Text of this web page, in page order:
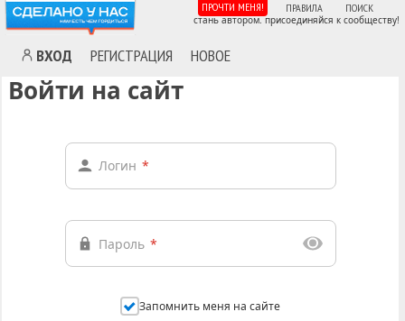
ВХОД РЕГИСТРАЦИЯ НОВОЕ
ПРОЧТИ МЕНЯ! ПРАВИЛА ПОИСК
стань автором. присоединяйся к сообществу!
Войти на сайт
Логин *
Пароль *
Запомнить меня на сайте